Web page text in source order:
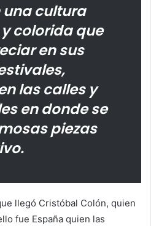
una cultura
colorida que
en sus
las calles y
en donde se
piezas
llegó Cristóbal Colón, quien
fue España quien las